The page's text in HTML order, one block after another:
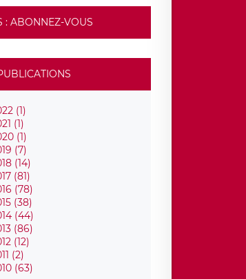
: ABONNEZ-VOUS
(1)
(1)
(1)
(7)
(14)
(81)
(78)
(38)
(44)
(86)
(12)
(2)
(63)